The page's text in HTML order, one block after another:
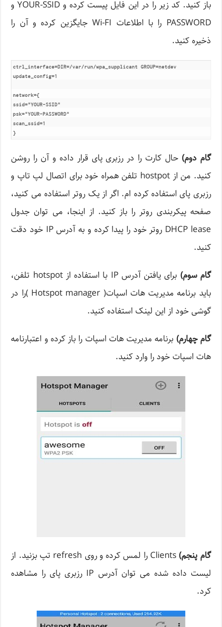
باز کنید. کد زیر را در این فایل پیست کرده و YOUR-SSID و
PASSWORD را با اطلاعات Wi-FI جایگزین کرده و آن را
ذخیره کنید.
ctrl_interface=DIR=/var/run/wpa_supplicant GROUP=netdev
update_config=1
network={
ssid="YOUR-SSID"
psk="YOUR-PASSWORD"
scan_ssid=1
}
گام دوم) حال کارت را در رزبری پای قرار داده و آن را روشن
کنید. من از hostpot تلفن همراه خود برای اتصال لپ تاپ و
رزبری پای استفاده کرده ام. اگر از یک روتر استفاده می کنید،
صفحه پیکربندی روتر را باز کنید. از اینجا، می توان جدول
DHCP lease روتر خود را پیدا کرده و به آدرس IP خود دقت
کنید.
گام سوم)
برای یافتن آدرس IP با استفاده از hotspot تلفن،
باید برنامه مدیریت هات اسپات( Hotspot manager )را در
گوشی خود از این لینک استفاده کنید.
گام چهارم) برنامه مدیریت هات اسپات را باز کرده و اعتبارنامه
هات اسپات خود را وارد کنید.
گام پنجم)
Clients را لمس کرده و روی refresh تپ بزنید. از
لیست داده شده می توان آدرس IP رزبری پای را مشاهده
کرد.